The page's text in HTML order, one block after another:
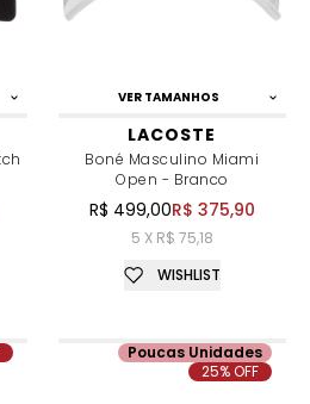
VER TAMANHOS
LACOSTE
Boné Masculino Miami
Open - Branco
R$ 499,00R$ 375,90
5 X R$ 75,18
WISHLIST
Poucas Unidades
25% OFF